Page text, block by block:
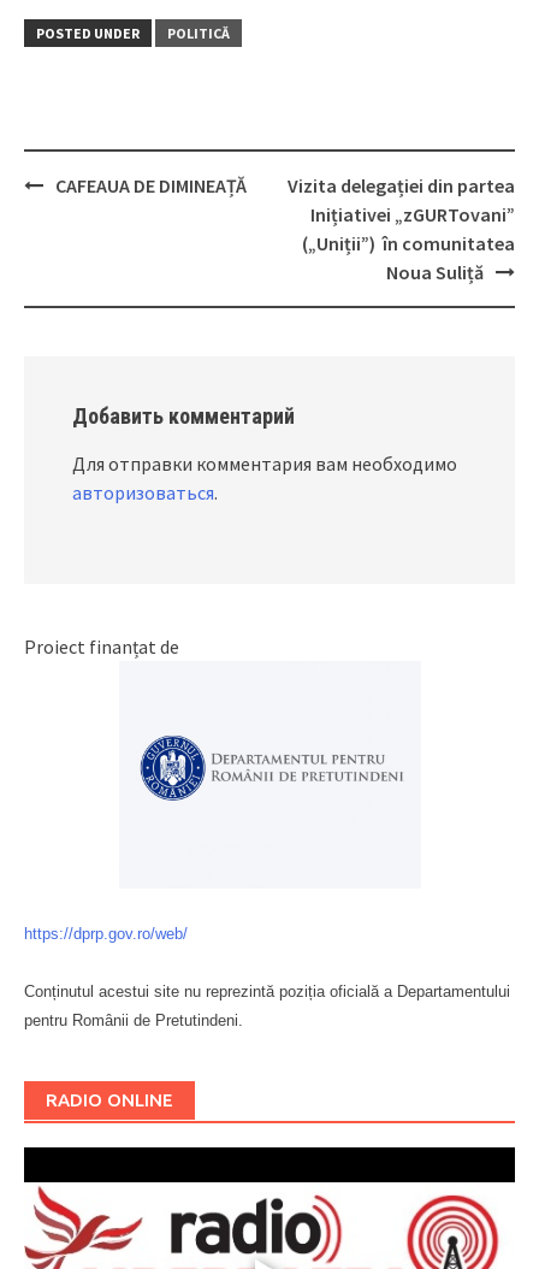
POSTED UNDER POLITICĂ
CAFEAUA DE DIMINEAȚĂ
Vizita delegației din partea
Inițiativei „zGURTovani”
(„Uniții”) în comunitatea
Noua Suliță
Добавить комментарий
Для отправки комментария вам необходимо
авторизоваться.
Proiect finanțat de
https://dprp.gov.ro/web/
Conținutul acestui site nu reprezintă poziția oficială a Departamentului
pentru Românii de Pretutindeni.
RADIO ONLINE